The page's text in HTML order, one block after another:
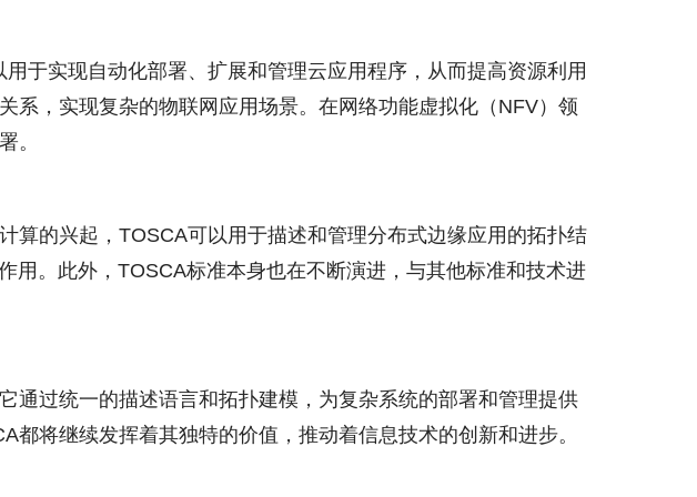
于实现自动化部署、扩展和管理云应用程序，从而提高资源利用
系，实现复杂的物联网应用场景。在网络功能虚拟化（NFV）领
。
算的兴起，TOSCA可以用于描述和管理分布式边缘应用的拓扑结
用。此外，TOSCA标准本身也在不断演进，与其他标准和技术进
通过统一的描述语言和拓扑建模，为复杂系统的部署和管理提供
将继续发挥着其独特的价值，推动着信息技术的创新和进步。